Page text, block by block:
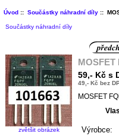
Úvod:: Součástky náhradní díly::
Součástky náhradní díly
zvětšit obrázek
MOSFET
59,- Kč s
49,- Kč bez
MOSFET
Výrobce: